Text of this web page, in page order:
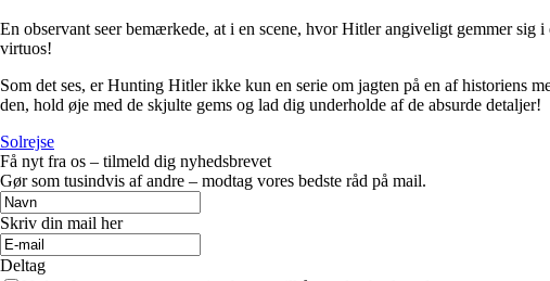
En observant seer bemærkede, at i en scene, hvor Hitler angiveligt gemmer
virtuos!
Som det ses, er Hunting Hitler ikke kun en serie om jagten på en af historiens
den, hold øje med de skjulte gems og lad dig underholde af de absurde detaljer!
Solrejse
Få nyt fra os – tilmeld dig nyhedsbrevet
Gør som tusindvis af andre – modtag vores bedste råd på mail.
Skriv din mail her
Deltag